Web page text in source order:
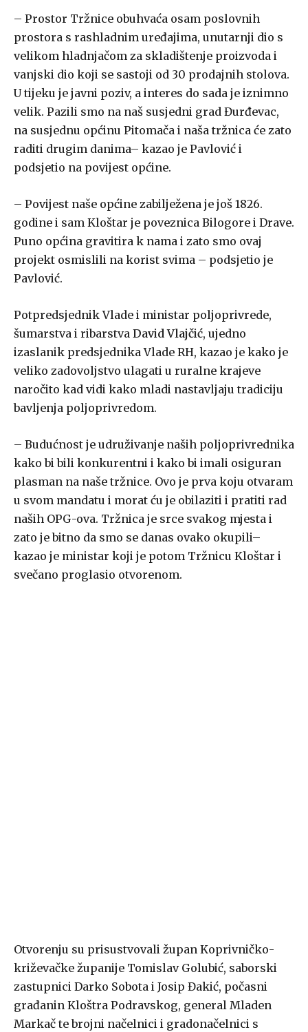
– Prostor Tržnice obuhvaća osam poslovnih
prostora s rashladnim uređajima, unutarnji dio s
velikom hladnjačom za skladištenje proizvoda i
vanjski dio koji se sastoji od 30 prodajnih stolova.
U tijeku je javni poziv, a interes do sada je iznimno
velik. Pazili smo na naš susjedni grad Đurđevac,
na susjednu općinu Pitomača i naša tržnica će zato
raditi drugim danima– kazao je Pavlović i
podsjetio na povijest općine.
– Povijest naše općine zabilježena je još 1826.
godine i sam Kloštar je poveznica Bilogore i Drave.
Puno općina gravitira k nama i zato smo ovaj
projekt osmislili na korist svima – podsjetio je
Pavlović.
Potpredsjednik Vlade i ministar poljoprivrede,
šumarstva i ribarstva David Vlajčić, ujedno
izaslanik predsjednika Vlade RH, kazao je kako je
veliko zadovoljstvo ulagati u ruralne krajeve
naročito kad vidi kako mladi nastavljaju tradiciju
bavljenja poljoprivredom.
– Budućnost je udruživanje naših poljoprivrednika
kako bi bili konkurentni i kako bi imali osiguran
plasman na naše tržnice. Ovo je prva koju otvaram
u svom mandatu i morat ću je obilaziti i pratiti rad
naših OPG-ova. Tržnica je srce svakog mjesta i
zato je bitno da smo se danas ovako okupili–
kazao je ministar koji je potom Tržnicu Kloštar i
svečano proglasio otvorenom.
Otvorenju su prisustvovali župan Koprivničko-
križevačke županije Tomislav Golubić, saborski
zastupnici Darko Sobota i Josip Đakić, počasni
građanin Kloštra Podravskog, general Mladen
Markač te brojni načelnici i gradonačelnici s